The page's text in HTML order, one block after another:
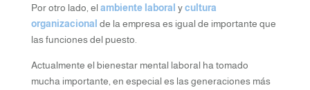
Por otro lado, el ambiente laboral ycultura
organizacional de la empresa es igual de importante que
las funciones del puesto.
Actualmente el bienestar mental laboral ha tomado
mucha importante, en especial es las generaciones más